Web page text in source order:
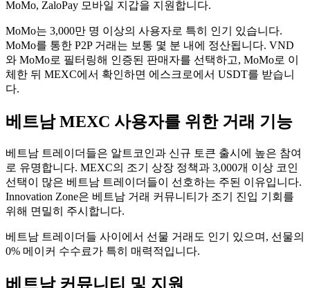
MoMo, ZaloPay 모바일 지갑을 지원합니다.
MoMo는 3,000만 명 이상의 사용자로 특히 인기 있습니다.
MoMo를 통한 P2P 거래는 보통 몇 분 내에 정산됩니다. VND
와 MoMo로 필터링해 인증된 판매자를 선택하고, MoMo로 이
체한 뒤 MEXC에서 확인하면 에스크로에서 USDT를 받습니
다.
베트남 MEXC 사용자를 위한 거래 기능
베트남 트레이더들은 알트코인과 신규 토큰 출시에 높은 참여
로 유명합니다. MEXC의 조기 상장 정책과 3,000개 이상 코인
선택이 많은 베트남 트레이더들이 선호하는 주된 이유입니다.
Innovation Zone은 베트남 거래 커뮤니티가 조기 진입 기회를
위해 면밀히 주시합니다.
베트남 트레이더들 사이에서 선물 거래도 인기 있으며, 선물의
0% 메이커 수수료가 특히 매력적입니다.
베트남 커뮤니티 및 지원